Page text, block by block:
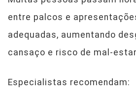
entre palcos e
adequadas, aumentando
cansaço e risco de mal-
Especialistas recomendam: